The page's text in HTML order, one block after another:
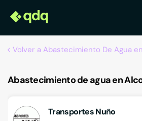
Volver a Abastecimiento De Agua
Abastecimiento de agua en
Transportes Nuño